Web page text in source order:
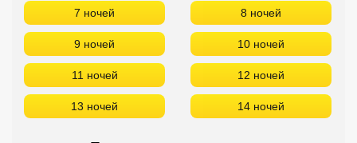
7 ночей 8 ночей
9 ночей 10 ночей
11 ночей 12 ночей
13 ночей 14 ночей
Сетевые отели Маврикия